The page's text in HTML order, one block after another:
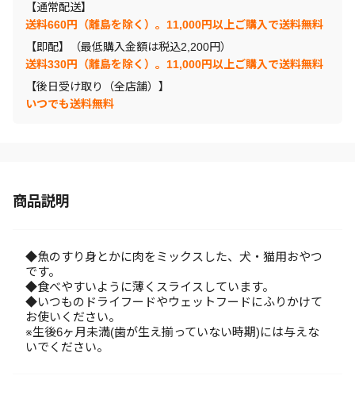
【通常配送】
送料660円（離島を除く）。11,000円以上ご購入で送料無料
【即配】（最低購入金額は税込2,200円）
送料330円（離島を除く）。11,000円以上ご購入で送料無料
【後日受け取り（全店舗）】
いつでも送料無料
商品説明
◆魚のすり身とかに肉をミックスした、犬・猫用おやつ
です。
◆食べやすいように薄くスライスしています。
◆いつものドライフードやウェットフードにふりかけて
お使いください。
※生後6ヶ月未満(歯が生え揃っていない時期)には与えな
いでください。